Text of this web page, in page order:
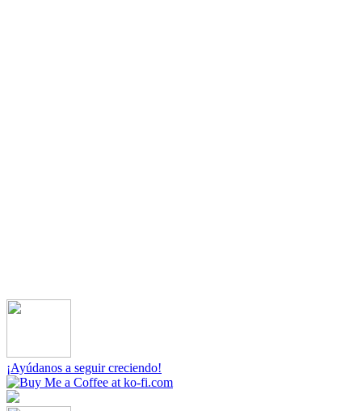
¡Ayúdanos a seguir creciendo!